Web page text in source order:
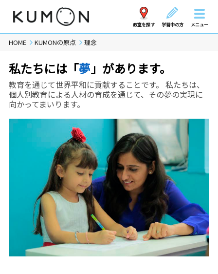
教室を探す 学習中の方 メニュー
HOME KUMONの原点 理念
私たちには「夢」があります。
教育を通じて世界平和に貢献することです。 私たちは、
個人別教育による人材の育成を通じて、 その夢の実現に
向かってまいります。